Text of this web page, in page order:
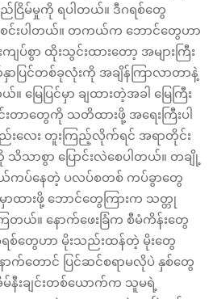
ြိမ်မှုကို ရပါတယ်။ ဒီဂရစ်တွေ
င်းပါတယ်။ တကယ်က ဘောင်တွေဟာ
ျပ်စွာ ထိုးသွင်းထားတော့ အများကြီး
နှာပြင်တစ်ခုလုံးကို အချိန်ကြာလာတာနဲ့
ြေပြင်မှာ ချထားတဲ့အခါ မြေကြီး
ာတွေကို သတိထားဖို့ အရေးကြီးပါ
ည်းလေး တူးကြည့်လိုက်ရင် အရာတိုင်း
သိသာစွာ ပြောင်းလဲစေပါတယ်။ တချို့
ပ်နေတဲ့ ပလပ်စတစ် ကပ်ခွာတွေ
ာထားဖို့ ဘောင်တွေကြားက သတ္တု
တယ်။ နောက်ဖေးခြံက စီမံကိန်းတွေ
ဂရစ်တွေဟာ မိုးသည်းထန်တဲ့ မိုးတွေ
ောက်တောင် ပြင်ဆင်စရာမလိုပဲ နှစ်တွေ
နီးချင်းတစ်ယောက်က သူမရဲ့